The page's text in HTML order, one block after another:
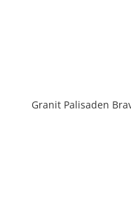
Granit Palisaden